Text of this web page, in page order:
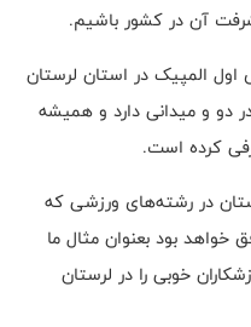
آن در کشور باشیم.
المپیک در استان لرستان
دو و میدانی دارد و همیشه
کرده است.
در رشته‌های ورزشی که
خواهد بود بعنوان مثال ما
خوبی را در لرستان